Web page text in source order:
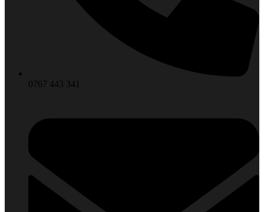
0767 443 341